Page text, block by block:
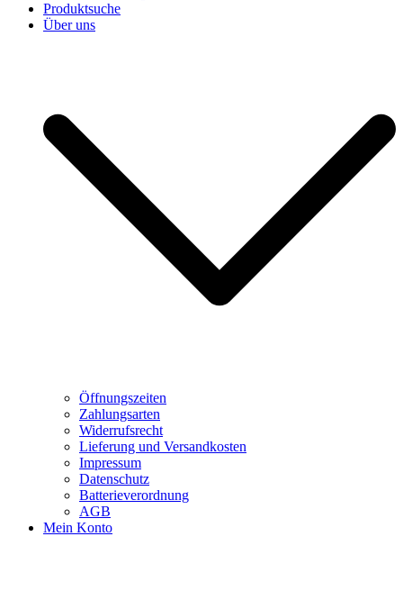
Produktsuche
Über uns
Öffnungszeiten
Zahlungsarten
Widerrufsrecht
Lieferung und Versandkosten
Impressum
Datenschutz
Batterieverordnung
AGB
Mein Konto